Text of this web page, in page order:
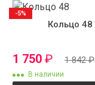
Кольцо 48
1 750 ₽ 1 842₽
В наличии
-5%